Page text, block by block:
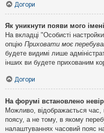
Догори
Як уникнути появи мого
На вкладці "Особисті
опцію Приховати моє
будете видимі лише
інших ви будете прихованим
Догори
На форумі встановлено
Можливо, відображається час,
поясу, а не тому, в якому
налаштуваннях часовий пояс